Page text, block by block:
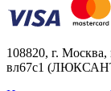
108820, г. Москва,
вл67с1